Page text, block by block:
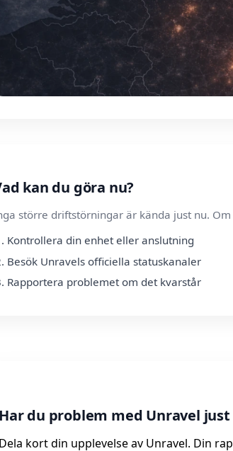
kan du göra nu?
större driftstörningar är kända just nu.
Kontrollera din enhet eller anslutning
Besök Unravels officiella statuskanaler
Rapportera problemet om det kvarstår
Har du problem med Unravel just
Dela kort din upplevelse av Unravel. Din